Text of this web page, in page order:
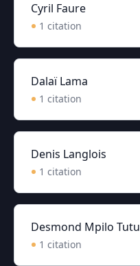
Cyril Faure
1 citation
Dalaï Lama
1 citation
Denis Langlois
1 citation
Desmond Mpilo Tutu
1 citation